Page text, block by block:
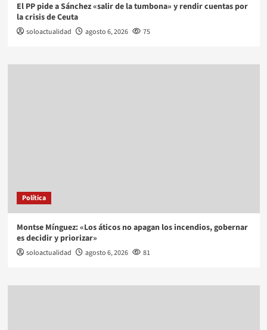
El PP pide a Sánchez «salir de la tumbona» y rendir cuentas por
la crisis de Ceuta
soloactualidad agosto 6, 2026 75
Política
Montse Mínguez: «Los áticos no apagan los incendios, gobernar
es decidir y priorizar»
soloactualidad agosto 6, 2026 81